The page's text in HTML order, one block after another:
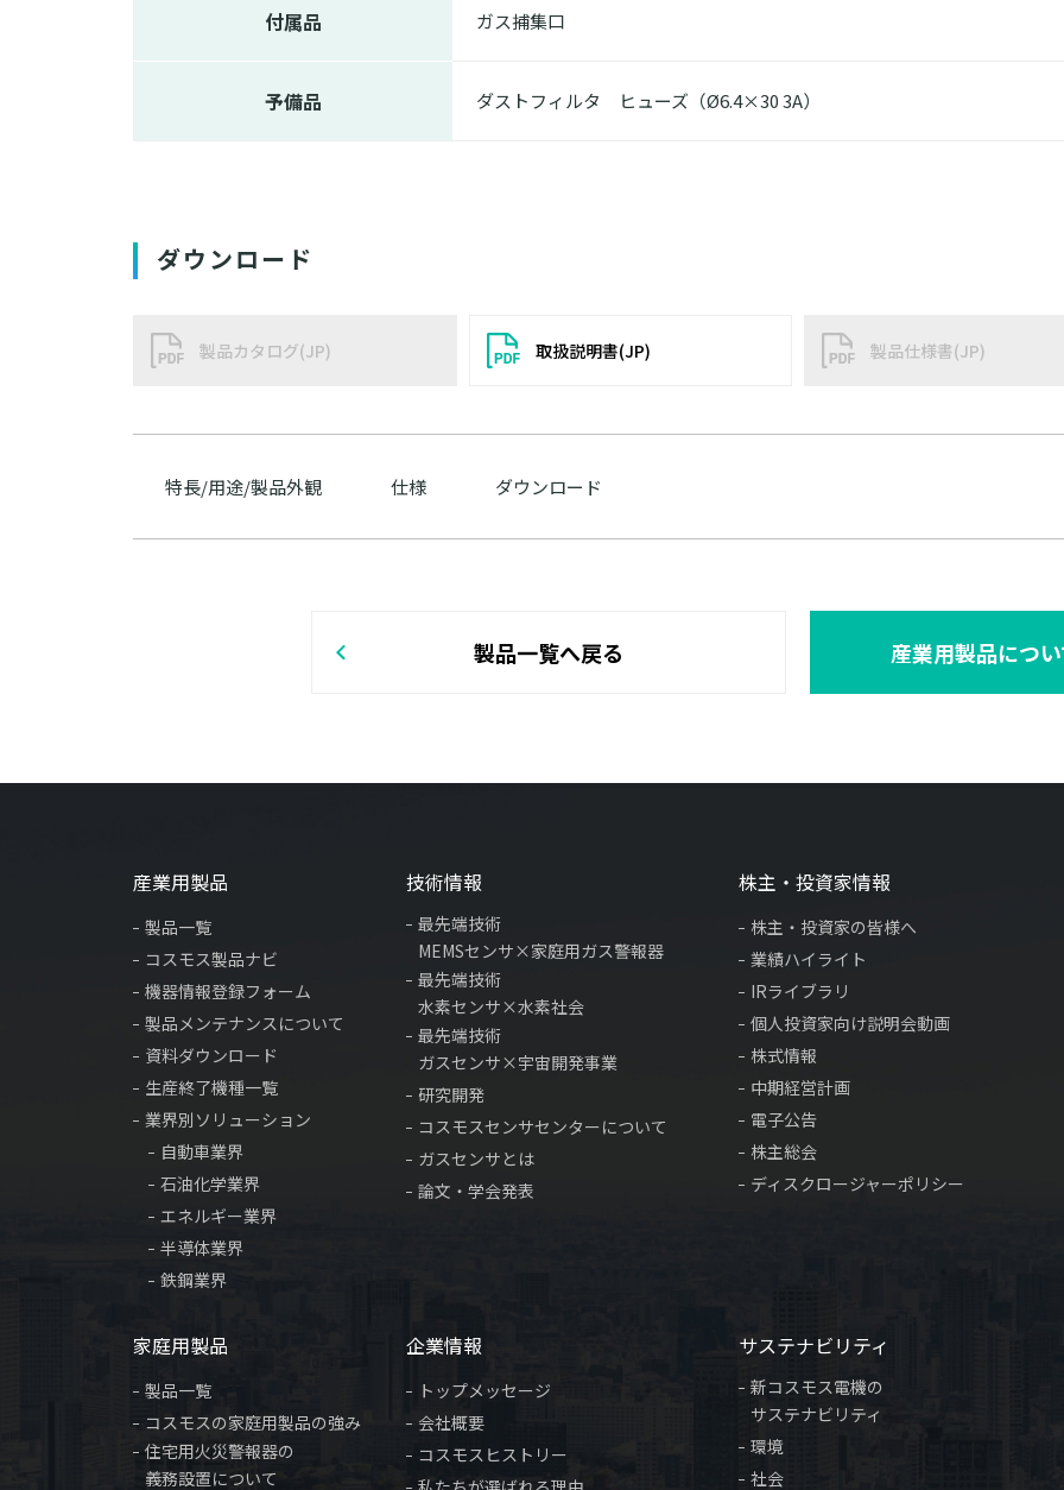
付属品 ガス捕集口
予備品 ダストフィルタ ヒューズ（Ø6.4×30 3A）
ダウンロード
製品カタログ(JP) 取扱説明書(JP) 製品仕様書(JP)
特長/用途/製品外観 仕様 ダウンロード
製品一覧へ戻る 産業用製品につ
産業用製品
製品一覧
コスモス製品ナビ
機器情報登録フォーム
製品メンテナンスについて
資料ダウンロード
生産終了機種一覧
業界別ソリューション
自動車業界
石油化学業界
エネルギー業界
半導体業界
鉄鋼業界
家庭用製品
製品一覧
コスモスの家庭用製品の強み
住宅用火災警報器の
義務設置について
技術情報
最先端技術
MEMSセンサ×家庭用ガス警報器
最先端技術
水素センサ×水素社会
最先端技術
ガスセンサ×宇宙開発事業
研究開発
コスモスセンサセンターについて
ガスセンサとは
論文・学会発表
企業情報
トップメッセージ
会社概要
コスモスヒストリー
株主・投資家情報
株主・投資家の皆様へ
業績ハイライト
IRライブラリ
個人投資家向け説明会動画
株式情報
中期経営計画
電子公告
株主総会
ディスクロージャーポリシー
サステナビリティ
新コスモス電機の
サステナビリティ
環境
社会